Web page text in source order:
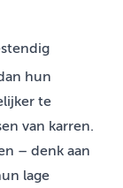
hun
te
van karren.
– denk aan
lage